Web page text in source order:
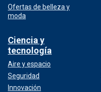
Ofertas de belleza y
moda
Ciencia y
tecnología
Aire y espacio
Seguridad
Innovación